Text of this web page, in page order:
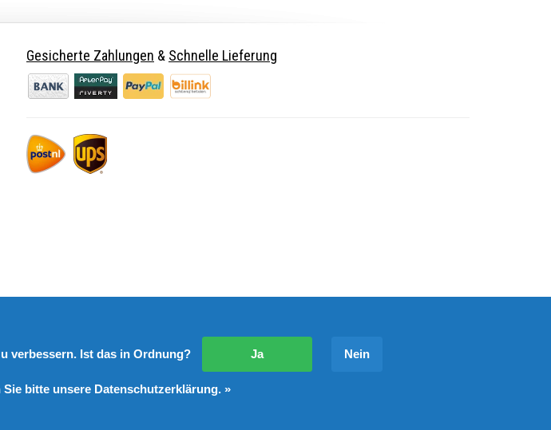
Gesicherte Zahlungen & Schnelle Lieferung
B.V. - Design byWebdinge.nl
verbessern. Ist das in Ordnung? Ja Nein
bitte unsere Datenschutzerklärung. »